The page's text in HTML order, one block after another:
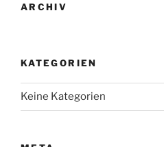
ARCHIV
KATEGORIEN
Keine Kategorien